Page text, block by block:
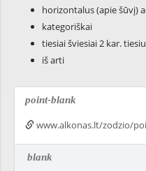
horizontalus (apie šūvį)
kategoriškai
tiesiai šviesiai 2 kar.
iš arti
point-blank
www.alkonas.lt/zodzio/
blank